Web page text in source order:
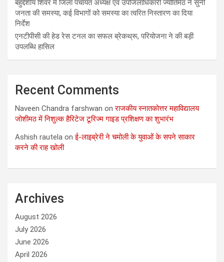
बहुद्देशीय शिवर में जिला पंचायत अध्यक्ष एवं उपजिलाधिकारी ज्योतिर्मठ ने सुनी
जनता की समस्या, कई विभागों को समस्या का त्वरित निस्तारण का दिया
निर्देश
एनटीपीसी की हेड रेस टनल का सफल ब्रेकथ्रू, परियोजना ने की बड़ी
उपलब्धि हासिल
Recent Comments
Naveen Chandra farshwan onराजकीय स्नातकोत्तर महाविद्यालय
जोशीमठ में निशुल्क हैरिटेज टूरिज्म गाइड प्रशिक्षण का शुभारंभ
Ashish rautela onई-लाइब्रेरी ने चमोली के युवाओं के सपने साकार
करने की राह खोली
Archives
August 2026
July 2026
June 2026
April 2026